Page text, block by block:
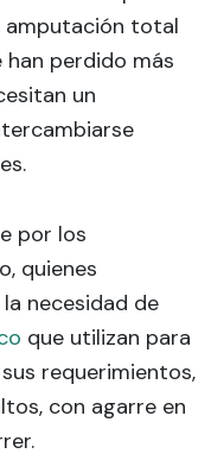
amputación total
perdido más
un
por los
quienes
necesidad de
que utilizan para
requerimientos,
con agarre en